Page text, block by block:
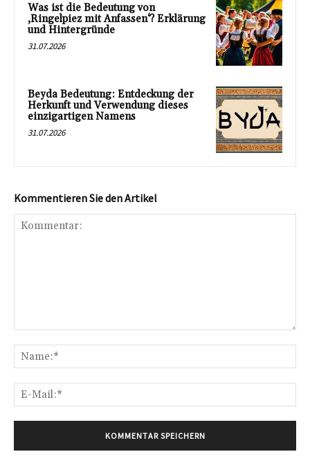
Was ist die Bedeutung von
‚Ringelpiez mit Anfassen‘? Erklärung
und Hintergründe
31.07.2026
Beyda Bedeutung: Entdeckung der
Herkunft und Verwendung dieses
einzigartigen Namens
31.07.2026
Kommentieren Sie den Artikel